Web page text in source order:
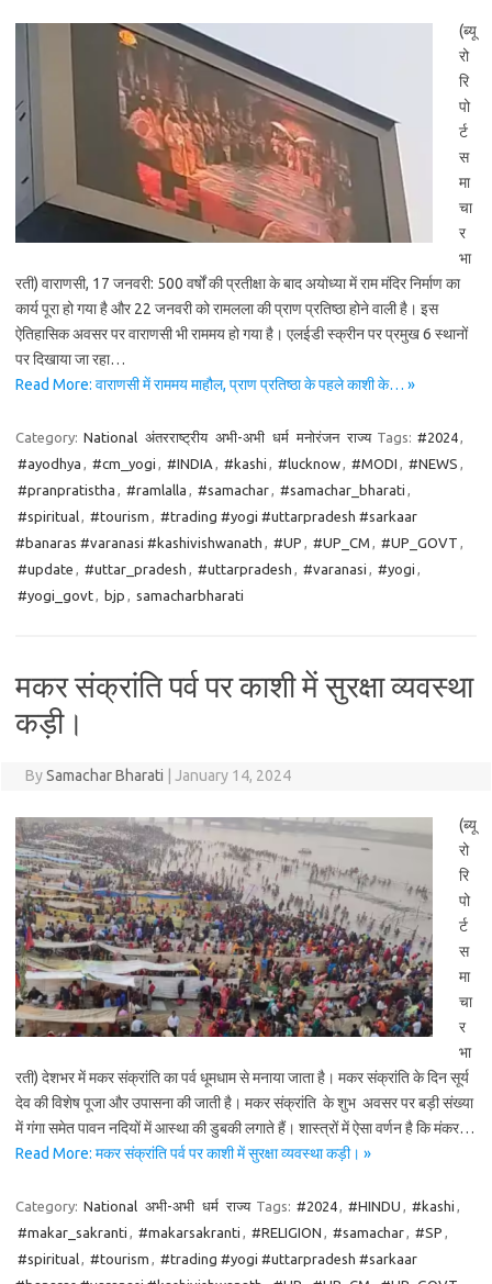
(ब्यू
रो
रि
पो
र्ट
स
मा
चा
र
भा
रती) वाराणसी, 17 जनवरी: 500 वर्षों की प्रतीक्षा के बाद अयोध्या में राम मंदिर निर्माण का
कार्य पूरा हो गया है और 22 जनवरी को रामलला की प्राण प्रतिष्ठा होने वाली है। इस
ऐतिहासिक अवसर पर वाराणसी भी राममय हो गया है। एलईडी स्क्रीन पर प्रमुख 6 स्थानों
पर दिखाया जा रहा…
Read More: वाराणसी में राममय माहौल, प्राण प्रतिष्ठा के पहले काशी के… »
Category: National अंतरराष्ट्रीय अभी-अभी धर्म मनोरंजन राज्य Tags: #2024,
#ayodhya , #cm_yogi , #INDIA , #kashi , #lucknow, #MODI , #NEWS ,
#pranpratistha , #ramlalla , #samachar, #samachar_bharati ,
#spiritual, #tourism , #trading #yogi #uttarpradesh #sarkaar
#banaras #varanasi #kashivishwanath , #UP , #UP_CM , #UP_GOVT ,
#update , #uttar_pradesh , #uttarpradesh , #varanasi , #yogi ,
#yogi_govt, bjp , samacharbharati
मकर संक्रांति पर्व पर काशी में सुरक्षा व्यवस्था
कड़ी।
BySamachar Bharati January 14, 2024
(ब्यू
रो
रि
पो
र्ट
स
मा
चा
र
भा
रती) देशभर में मकर संक्रांति का पर्व धूमधाम से मनाया जाता है। मकर संक्रांति के दिन सूर्य
देव की विशेष पूजा और उपासना की जाती है। मकर संक्रांति के शुभ अवसर पर बड़ी संख्या
में गंगा समेत पावन नदियों में आस्था की डुबकी लगाते हैं। शास्त्रों में ऐसा वर्णन है कि मंकर…
Read More: मकर संक्रांति पर्व पर काशी में सुरक्षा व्यवस्था कड़ी। »
Category: National अभी-अभी धर्म राज्य Tags: #2024, #HINDU , #kashi ,
#makar_sakranti , #makarsakranti , #RELIGION , #samachar, #SP ,
#spiritual, #tourism , #trading #yogi #uttarpradesh #sarkaar